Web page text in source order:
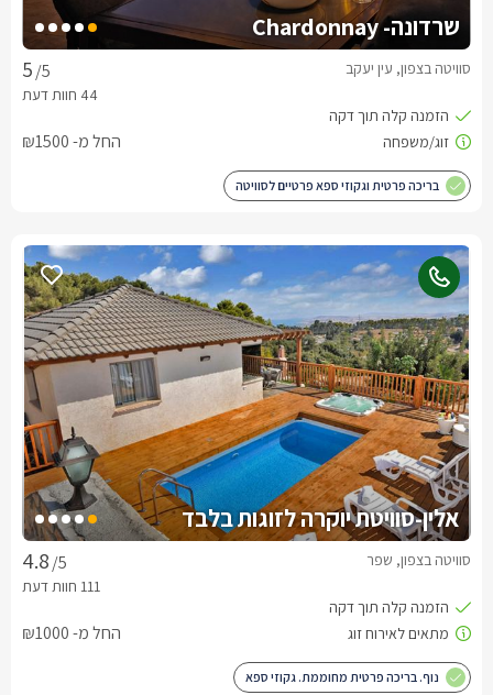
שרדונה- Chardonnay
/5 סוויטה בצפון, עין יעקב
החל מ- ₪1500
בריכה פרטית וגקוזי ספא פרטיים לסוויטה
אלין-סוויטת יוקרה לזוגות בלבד
/5 סוויטה בצפון, שפר
החל מ- ₪1000
נוף. בריכה פרטית מחוממת. גקוזי ספא